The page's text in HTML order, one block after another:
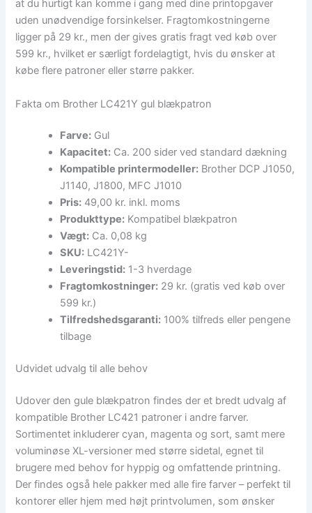
at du hurtigt kan komme i gang med dine printopgaver
uden unødvendige forsinkelser. Fragtomkostningerne
ligger på 29 kr., men der gives gratis fragt ved køb over
599 kr., hvilket er særligt fordelagtigt, hvis du ønsker at
købe flere patroner eller større pakker.
Fakta om Brother LC421Y gul blækpatron
Farve: Gul
Kapacitet: Ca. 200 sider ved standard dækning
Kompatible printermodeller: Brother DCP J1050,
J1140, J1800, MFC J1010
Pris: 49,00 kr. inkl. moms
Produkttype: Kompatibel blækpatron
Vægt: Ca. 0,08 kg
SKU: LC421Y-
Leveringstid: 1-3 hverdage
Fragtomkostninger: 29 kr. (gratis ved køb over
599 kr.)
Tilfredshedsgaranti: 100% tilfreds eller pengene
tilbage
Udvidet udvalg til alle behov
Udover den gule blækpatron findes der et bredt udvalg af
kompatible Brother LC421 patroner i andre farver.
Sortimentet inkluderer cyan, magenta og sort, samt mere
voluminøse XL-versioner med større sidetal, egnet til
brugere med behov for hyppig og omfattende printning.
Der findes også hele pakker med alle fire farver – perfekt til
kontorer eller hjem med højt printvolumen, som ønsker